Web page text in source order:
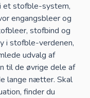
et stofble-system,
engangsbleer og
stofbind og
i stofble-verdenen,
udvalg af
til de øvrige dele af
lange nætter. Skal
finder du